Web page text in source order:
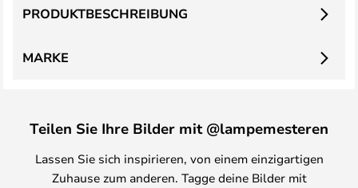
PRODUKTBESCHREIBUNG
MARKE
Teilen Sie Ihre Bilder mit @lampemesteren
Lassen Sie sich inspirieren, von einem einzigartigen
Zuhause zum anderen. Tagge deine Bilder mit